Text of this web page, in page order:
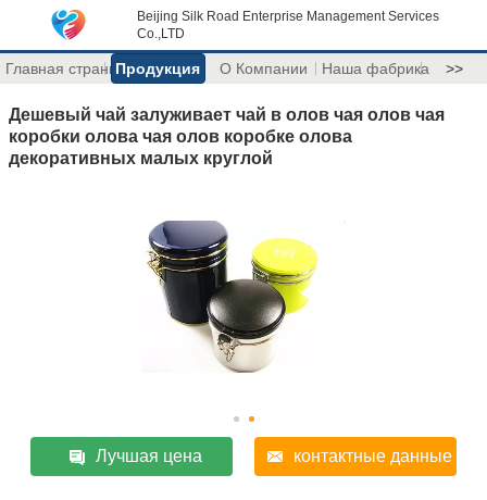
Beijing Silk Road Enterprise Management Services
Co.,LTD
Главная страницаПродукция О Компании Наша фабрика >>
Дешевый чай залуживает чай в олов чая олов чая
коробки олова чая олов коробке олова
декоративных малых круглой
Лучшая цена контактные данные